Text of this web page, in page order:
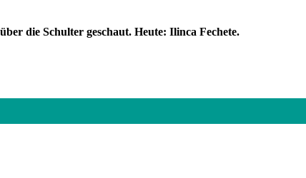
die Schulter geschaut. Heute: Ilinca Fechete.